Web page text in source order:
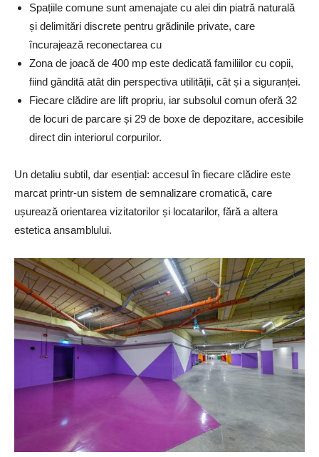
Spațiile comune sunt amenajate cu alei din piatră naturală
și delimitări discrete pentru grădinile private, care
încurajează reconectarea cu
Zona de joacă de 400 mp este dedicată familiilor cu copii,
fiind gândită atât din perspectiva utilității, cât și a siguranței.
Fiecare clădire are lift propriu, iar subsolul comun oferă 32
de locuri de parcare și 29 de boxe de depozitare, accesibile
direct din interiorul corpurilor.
Un detaliu subtil, dar esențial: accesul în fiecare clădire este
marcat printr-un sistem de semnalizare cromatică, care
ușurează orientarea vizitatorilor și locatarilor, fără a altera
estetica ansamblului.